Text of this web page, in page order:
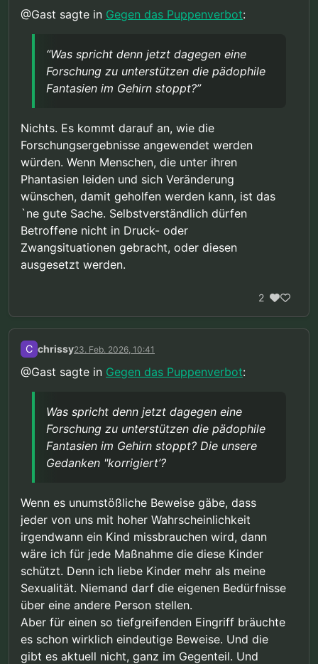
Beginn dieser Gefahrenkette sind die Fantasien.
stoppt? Die unsere Gedanken "korrigiert’? Warum
etwa Scheiß egal und ein Versagen einer Gruppe
soll somit auch dich im Kern treffen?
Wie viele Studien braucht es damit deine Haltung
Kernbereich existiert nicht ohne Grund. Armselig
das selbst das in Frage gestellt wird.
@Gast sagte in Gegen das Puppenverbot:
“Was spricht denn jetzt dagegen eine
Forschung zu unterstützen die pädophile
Fantasien im Gehirn stoppt?”
Nichts. Es kommt darauf an, wie die
Forschungsergebnisse angewendet werden
würden. Wenn Menschen, die unter ihren
Phantasien leiden und sich Veränderung
wünschen, damit geholfen werden kann, ist das
`ne gute Sache. Selbstverständlich dürfen
Betroffene nicht in Druck- oder
Zwangsituationen gebracht, oder diesen
ausgesetzt werden.
2
C chrissy23. Feb. 2026, 10:41
@Gast sagte in Gegen das Puppenverbot:
Was spricht denn jetzt dagegen eine
Forschung zu unterstützen die pädophile
Fantasien im Gehirn stoppt? Die unsere
Gedanken "korrigiert’?
Wenn es unumstößliche Beweise gäbe, dass
jeder von uns mit hoher Wahrscheinlichkeit
irgendwann ein Kind missbrauchen wird, dann
wäre ich für jede Maßnahme die diese Kinder
schützt. Denn ich liebe Kinder mehr als meine
Sexualität. Niemand darf die eigenen Bedürfnisse
über eine andere Person stellen.
Aber für einen so tiefgreifenden Eingriff bräuchte
es schon wirklich eindeutige Beweise. Und die
gibt es aktuell nicht, ganz im Gegenteil. Und